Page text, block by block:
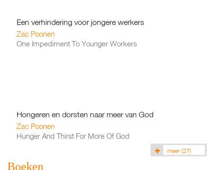
Een verhindering voor jongere werkers
Zac Poonen
One Impediment To Younger Workers
Hongeren en dorsten naar meer van God
Zac Poonen
Hunger And Thirst For More Of God
meer (27)
Boeken